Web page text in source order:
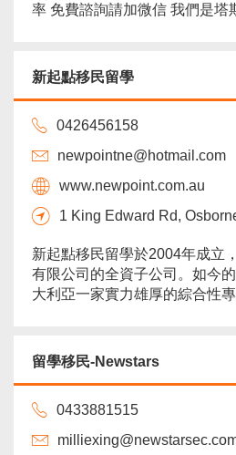
率 免費諮詢請加微信 我們是塔
撐，對塔州本地州擔形勢有著
100%！491成功率塔州最高！
新起點移民留學
0426456158
newpointne@hotmail.com
www.newpoint.com.au
1 King Edward Rd,
新起點移民留學於2004年成立
有限公司的全資子公司。如今
大利亞一家實力雄厚的綜合性
專門從事澳大利亞各類移民和
兩位澳洲註冊律師協助...
留學移民-Newstars
0433881515